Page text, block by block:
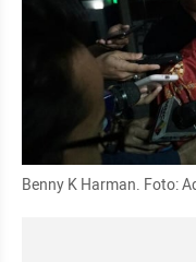
Benny K Harman. Foto: